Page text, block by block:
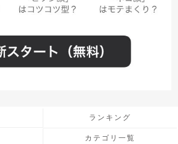
ランキング
カテゴリ一覧